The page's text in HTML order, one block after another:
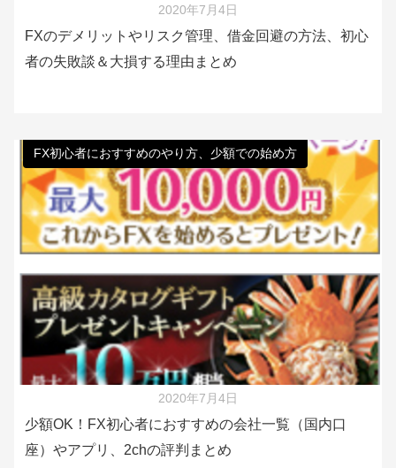
2020年7月4日
FXのデメリットやリスク管理、借金回避の方法、初心
者の失敗談＆大損する理由まとめ
FX初心者におすすめのやり方、少額での始め方
2020年7月4日
少額OK！FX初心者におすすめの会社一覧（国内口
座）やアプリ、2chの評判まとめ